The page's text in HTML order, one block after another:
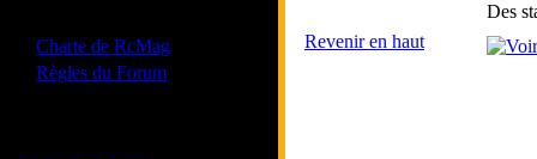
Charte de RcMag
Règles du Forum
Des
Revenir en haut